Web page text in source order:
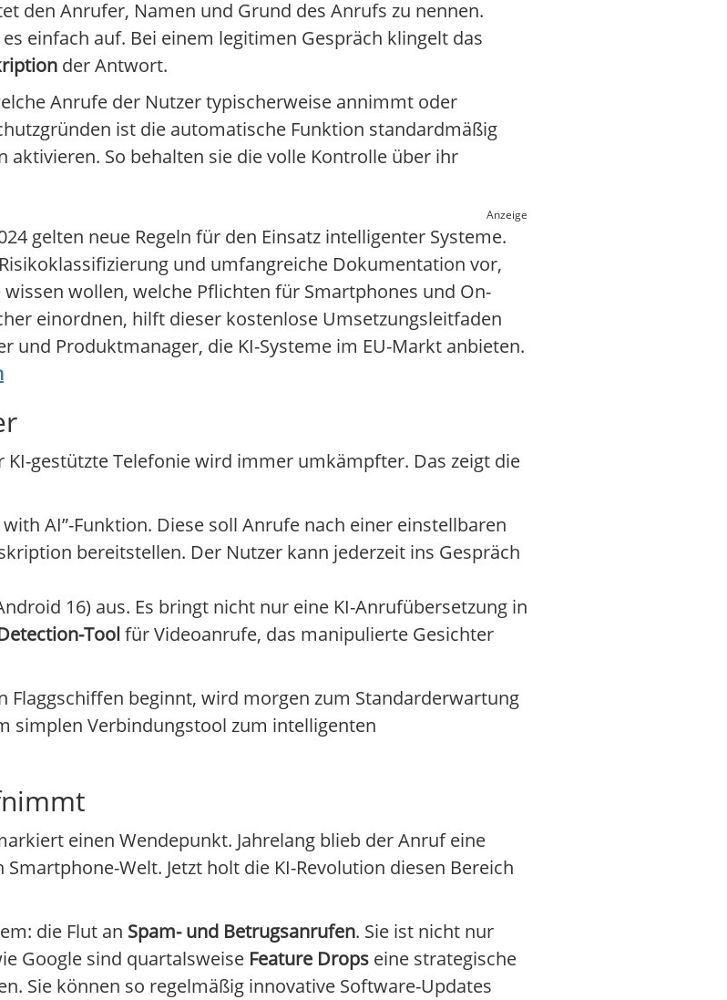
den Anrufer, Namen und Grund des Anrufs zu nennen.
einfach auf. Bei einem legitimen Gespräch klingelt das
der Antwort.
Anrufe der Nutzer typischerweise annimmt oder
ist die automatische Funktion standardmäßig
So behalten sie die volle Kontrolle über ihr
Anzeige
gelten neue Regeln für den Einsatz intelligenter Systeme.
und umfangreiche Dokumentation vor,
wollen, welche Pflichten für Smartphones und On-
einordnen, hilft dieser kostenlose Umsetzungsleitfaden
Produktmanager, die KI-Systeme im EU-Markt anbieten.
gestützte Telefonie wird immer umkämpfter. Das zeigt die
AI”-Funktion. Diese soll Anrufe nach einer einstellbaren
bereitstellen. Der Nutzer kann jederzeit ins Gespräch
16) aus. Es bringt nicht nur eine KI-Anrufübersetzung in
Toolfür Videoanrufe, das manipulierte Gesichter
Flaggschiffen beginnt, wird morgen zum Standarderwartung
simplen Verbindungstool zum intelligenten
einen Wendepunkt. Jahrelang blieb der Anruf eine
Welt. Jetzt holt die KI-Revolution diesen Bereich
die Flut an Spam- und Betrugsanrufen. Sie ist nicht nur
Google sind quartalsweise Feature Drops eine strategische
Sie können so regelmäßig innovative Software-Updates